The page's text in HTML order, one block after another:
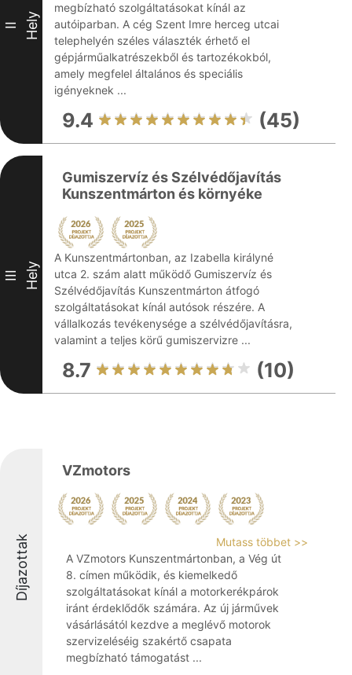
II Hely
megbízható szolgáltatásokat kínál az
autóiparban. A cég Szent Imre herceg utcai
telephelyén széles választék érhető el
gépjárműalkatrészekből és tartozékokból,
amely megfelel általános és speciális
igényeknek ...
9.4 (45)
III Hely
Gumiszervíz és Szélvédőjavítás
Kunszentmárton és környéke
A Kunszentmártonban, az Izabella királyné
utca 2. szám alatt működő Gumiszervíz és
Szélvédőjavítás Kunszentmárton átfogó
szolgáltatásokat kínál autósok részére. A
vállalkozás tevékenysége a szélvédőjavításra,
valamint a teljes körű gumiszervizre ...
8.7 (10)
Díjazottak
VZmotors
Mutass többet >>
A VZmotors Kunszentmártonban, a Vég út
8. címen működik, és kiemelkedő
szolgáltatásokat kínál a motorkerékpárok
iránt érdeklődők számára. Az új járművek
vásárlásától kezdve a meglévő motorok
szervizeléséig szakértő csapata
megbízható támogatást ...